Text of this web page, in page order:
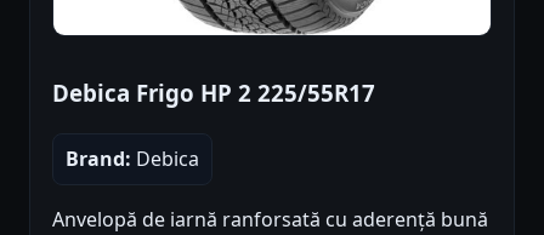
Debica Frigo HP 2 225/55R17
Brand: Debica
Anvelopă de iarnă ranforsată cu aderență bună